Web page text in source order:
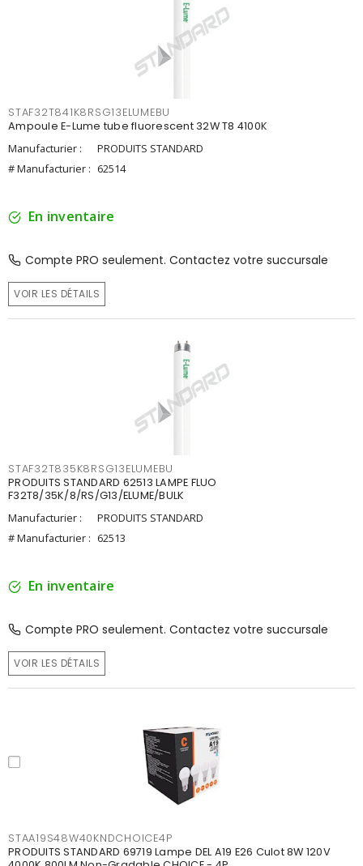
STAF32T841K8RSG13ELUMEBU
Ampoule E-Lume tube fluorescent 32W T8 4100K
Manufacturier :
PRODUITS STANDARD
# Manufacturier : 62514
En inventaire
Compte PRO seulement. Contactez votre succursale
VOIR LES DÉTAILS
STAF32T835K8RSG13ELUMEBU
PRODUITS STANDARD 62513 LAMPE FLUO
F32T8/35K/8/RS/G13/ELUME/BULK
Manufacturier :
PRODUITS STANDARD
# Manufacturier : 62513
En inventaire
Compte PRO seulement. Contactez votre succursale
VOIR LES DÉTAILS
STAA19S48W40KNDCHOICE4P
PRODUITS STANDARD 69719 Lampe DEL A19 E26 Culot 8W 120V